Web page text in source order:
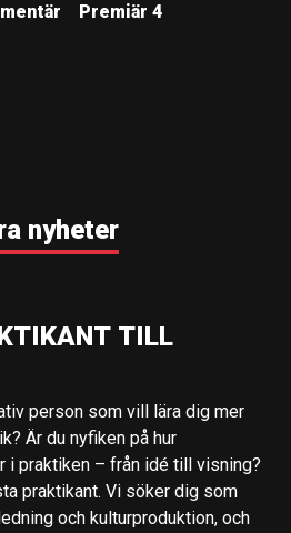
Premiär 4
nyheter
TILL
person som vill lära dig mer
Är du nyfiken på hur
i praktiken – från idé till visning?
praktikant. Vi söker dig som
och kulturproduktion, och